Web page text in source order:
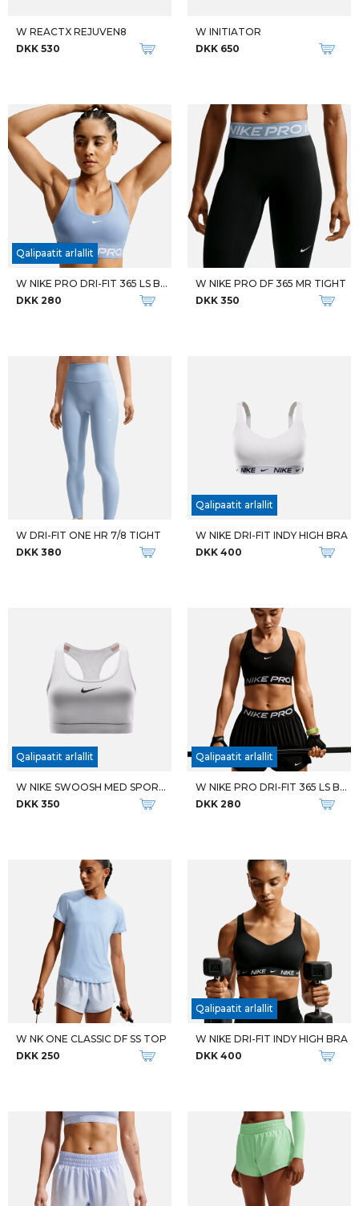
W REACTX REJUVEN8
DKK 530
W INITIATOR
DKK 650
Qalipaatit arlallit
W NIKE PRO DRI-FIT 365 LS BRA
DKK 280
W NIKE PRO DF 365 MR TIGHT
DKK 350
W DRI-FIT ONE HR 7/8 TIGHT
DKK 380
Qalipaatit arlallit
W NIKE DRI-FIT INDY HIGH BRA
DKK 400
Qalipaatit arlallit
W NIKE SWOOSH MED SPORTS BRA
DKK 350
Qalipaatit arlallit
W NIKE PRO DRI-FIT 365 LS BRA
DKK 280
W NK ONE CLASSIC DF SS TOP
DKK 250
Qalipaatit arlallit
W NIKE DRI-FIT INDY HIGH BRA
DKK 400